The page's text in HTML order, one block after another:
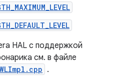
HAL с поддержкой
см. в файле
.